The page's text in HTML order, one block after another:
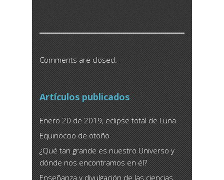
Comments are closed.
Artículos publicados
Enero 20 de 2019, eclipse total de Luna
Equinoccio de otoño
¿Qué tan grande es nuestro Universo y
dónde nos encontramos en él?
Enseñanza y divulgación de las ciencias